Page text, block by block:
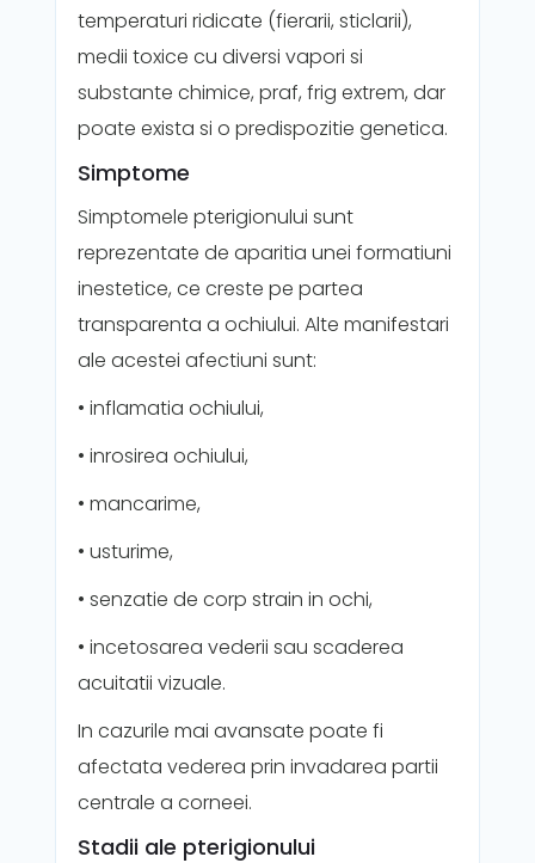
temperaturi ridicate (fierarii, sticlarii),
medii toxice cu diversi vapori si
substante chimice, praf, frig extrem, dar
poate exista si o predispozitie genetica.
Simptome
Simptomele pterigionului sunt
reprezentate de aparitia unei formatiuni
inestetice, ce creste pe partea
transparenta a ochiului. Alte manifestari
ale acestei afectiuni sunt:
• inflamatia ochiului,
• inrosirea ochiului,
• mancarime,
• usturime,
• senzatie de corp strain in ochi,
• incetosarea vederii sau scaderea
acuitatii vizuale.
In cazurile mai avansate poate fi
afectata vederea prin invadarea partii
centrale a corneei.
Stadii ale pterigionului